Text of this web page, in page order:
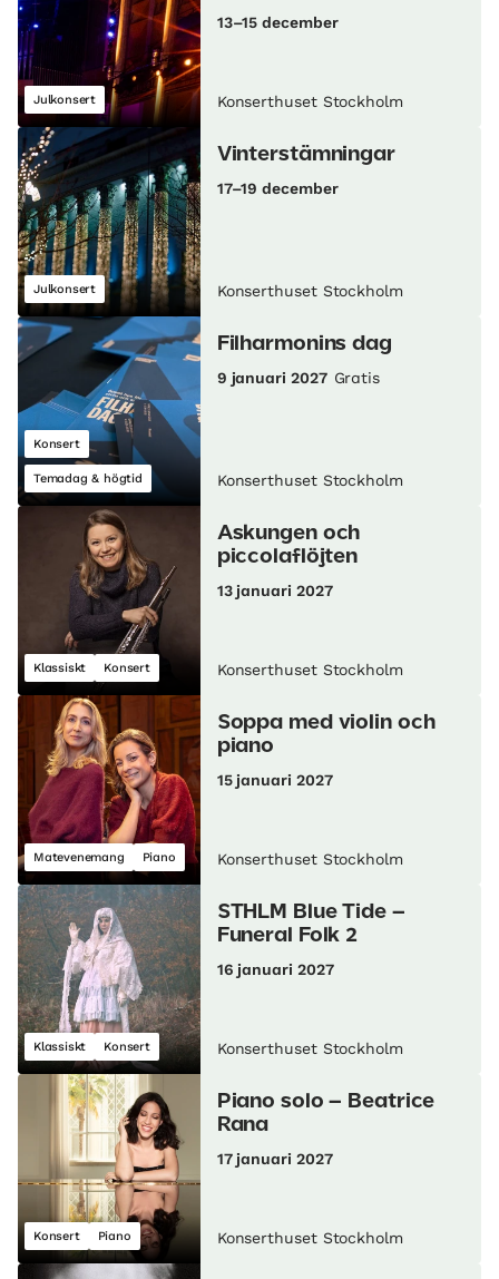
Julkonsert
13–15 december
Konserthuset Stockholm
Julkonsert
Vinterstämningar
17–19 december
Konserthuset Stockholm
Konsert
Temadag & högtid
Filharmonins dag
9 januari 2027 Gratis
Konserthuset Stockholm
Klassiskt Konsert
Askungen och
piccolaflöjten
13 januari 2027
Konserthuset Stockholm
Matevenemang Piano
Soppa med violin och
piano
15 januari 2027
Konserthuset Stockholm
Klassiskt Konsert
STHLM Blue Tide –
Funeral Folk 2
16 januari 2027
Konserthuset Stockholm
Konsert Piano
Piano solo – Beatrice
Rana
17 januari 2027
Konserthuset Stockholm